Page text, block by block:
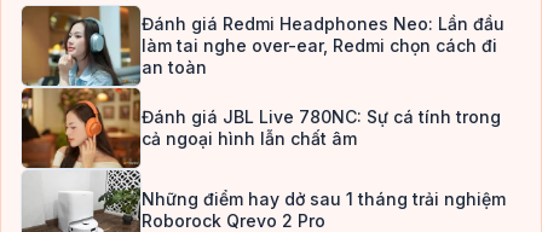
Đánh giá Redmi Headphones Neo: Lần đầu
làm tai nghe over-ear, Redmi chọn cách đi
an toàn
Đánh giá JBL Live 780NC: Sự cá tính trong
cả ngoại hình lẫn chất âm
Những điểm hay dở sau 1 tháng trải nghiệm
Roborock Qrevo 2 Pro